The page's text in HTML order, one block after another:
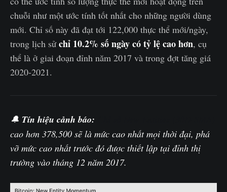
chuỗi như một ước tính tốt nhất cho những người dùng
mới. Chỉ số này đã đạt tới 122,000 thực thể mới/ngày,
trong lịch sử chỉ 10.2% số ngày có tỷ lệ cao hơn, cụ
thể là ở giai đoạn đỉnh năm 2017 và trong đợt tăng giá
2020-2021.
🔔 Tín hiệu cảnh báo:
cao hơn 378,500 sẽ là mức cao nhất mọi thời đại, phá
vỡ mức cao nhất trước đó được thiết lập tại đỉnh thị
trường vào tháng 12 năm 2017.